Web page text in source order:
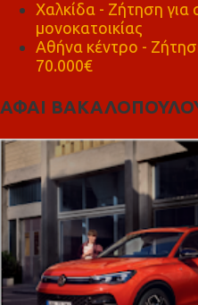
Χαλκίδα - Ζήτηση για
μονοκατοικίας
Αθήνα κέντρο -
70.000€
ΑΦΑΙ